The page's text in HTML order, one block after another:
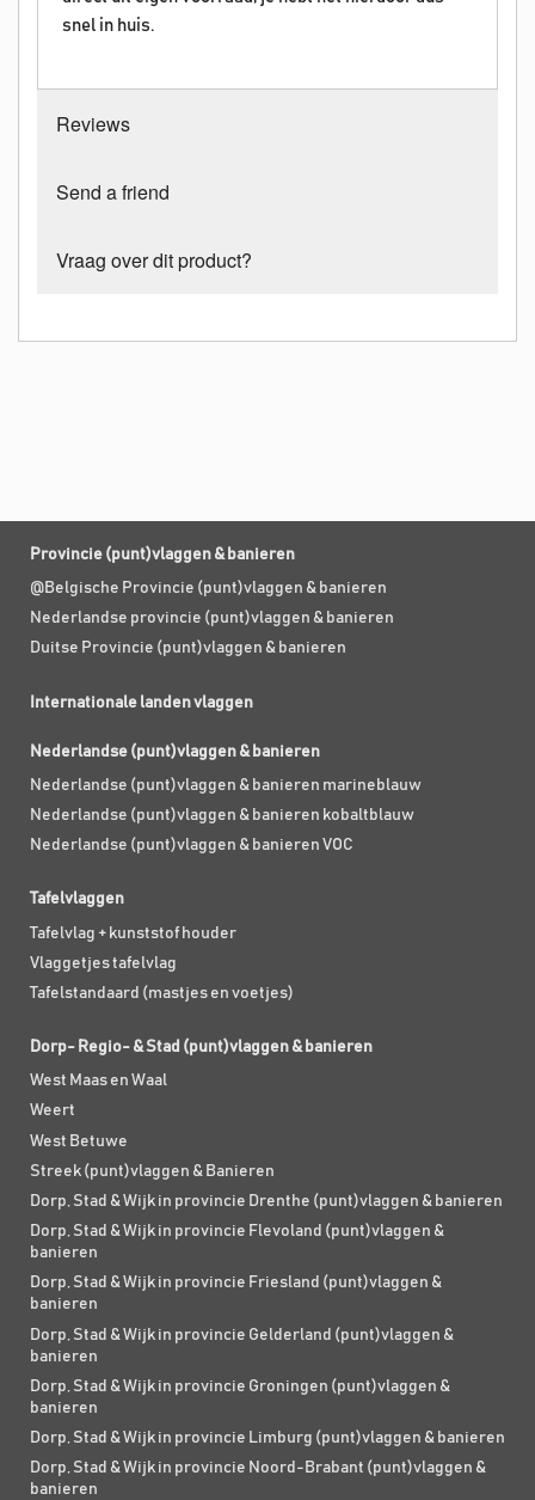
snel in huis.
Reviews
Send a friend
Vraag over dit product?
Provincie (punt)vlaggen & banieren
@Belgische Provincie (punt)vlaggen & banieren
Nederlandse provincie (punt)vlaggen & banieren
Duitse Provincie (punt)vlaggen & banieren
Internationale landen vlaggen
Nederlandse (punt)vlaggen & banieren
Nederlandse (punt)vlaggen & banieren marineblauw
Nederlandse (punt)vlaggen & banieren kobaltblauw
Nederlandse (punt)vlaggen & banieren VOC
Tafelvlaggen
Tafelvlag + kunststof houder
Vlaggetjes tafelvlag
Tafelstandaard (mastjes en voetjes)
Dorp- Regio- & Stad (punt)vlaggen & banieren
West Maas en Waal
Weert
West Betuwe
Streek (punt)vlaggen & Banieren
Dorp, Stad & Wijk in provincie Drenthe (punt)vlaggen & banieren
Dorp, Stad & Wijk in provincie Flevoland (punt)vlaggen &
banieren
Dorp, Stad & Wijk in provincie Friesland (punt)vlaggen &
banieren
Dorp, Stad & Wijk in provincie Gelderland (punt)vlaggen &
banieren
Dorp, Stad & Wijk in provincie Groningen (punt)vlaggen &
banieren
Dorp, Stad & Wijk in provincie Limburg (punt)vlaggen & banieren
Dorp, Stad & Wijk in provincie Noord-Brabant (punt)vlaggen &
banieren